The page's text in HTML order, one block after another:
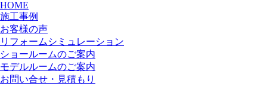
HOME
施工事例
お客様の声
リフォームシミュレーション
ショールームのご案内
モデルルームのご案内
お問い合せ・見積もり